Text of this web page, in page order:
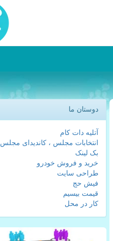
دوستان ما
آتلیه دات کام
انتخابات مجلس ، کاندیدای مجلس
بک لینک
خرید و فروش خودرو
طراحی سایت
فیش حج
قیمت بیسیم
کار در محل